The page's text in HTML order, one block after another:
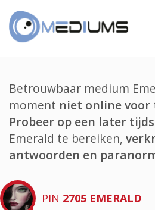
Betrouwbaar medium
moment niet online
Probeer op een later
Emerald te bereiken,
antwoorden en
PIN 2705 EMERALD